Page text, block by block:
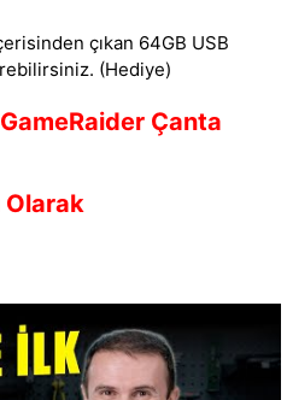
çıkan 64GB USB
(Hediye)
Çanta
Olarak